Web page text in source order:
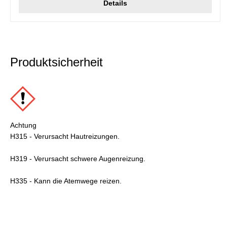
Details
Produktsicherheit
Achtung
H315 - Verursacht Hautreizungen.
H319 - Verursacht schwere Augenreizung.
H335 - Kann die Atemwege reizen.